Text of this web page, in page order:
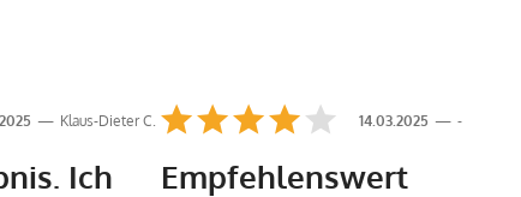
Klaus-Dieter C.
Ich
-
14.03.2025
Empfehlenswert